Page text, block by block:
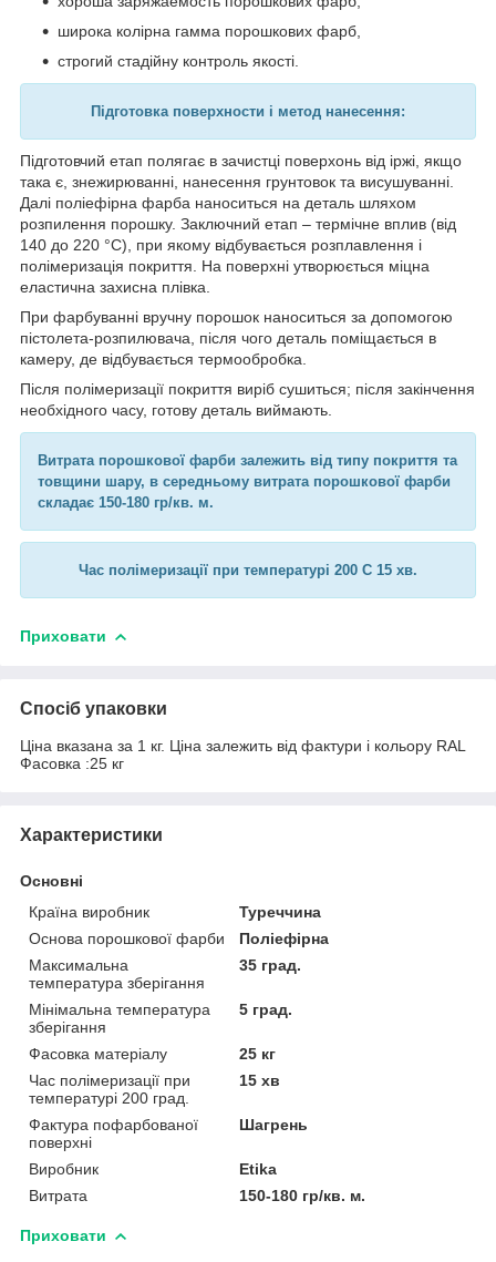
широка колірна гамма порошкових фарб,
строгий стадійну контроль якості.
Підготовка поверхности і метод нанесення:
Підготовчий етап полягає в зачистці поверхонь від іржі, якщо
така є, знежирюванні, нанесення грунтовок та висушуванні.
Далі поліефірна фарба наноситься на деталь шляхом
розпилення порошку. Заключний етап – термічне вплив (від
140 до 220 °С), при якому відбувається розплавлення і
полімеризація покриття. На поверхні утворюється міцна
еластична захисна плівка.
При фарбуванні вручну порошок наноситься за допомогою
пістолета-розпилювача, після чого деталь поміщається в
камеру, де відбувається термообробка.
Після полімеризації покриття виріб сушиться; після закінчення
необхідного часу, готову деталь виймають.
Витрата порошкової фарби залежить від типу покриття та
товщини шару, в середньому витрата порошкової фарби
складає 150-180 гр/кв. м.
Час полімеризації при температурі 200 C 15 хв.
Приховати
Спосіб упаковки
Ціна вказана за 1 кг. Ціна залежить від фактури і кольору RAL
Фасовка :25 кг
Характеристики
Основні
Країна виробник
Туреччина
Основа порошкової фарби
Поліефірна
Максимальна
температура зберігання
35 град.
Мінімальна температура
зберігання
5 град.
Фасовка матеріалу
25 кг
Час полімеризації при
температурі 200 град.
15 хв
Фактура пофарбованої
поверхні
Шагрень
Виробник
Etika
Витрата
150-180 гр/кв. м.
Приховати